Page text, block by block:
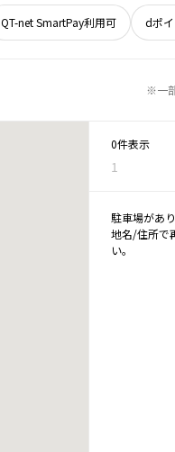
QT-net SmartPay利用可 dポ
※一
0件表示
1
駐車場があり
地名/住所で
い。